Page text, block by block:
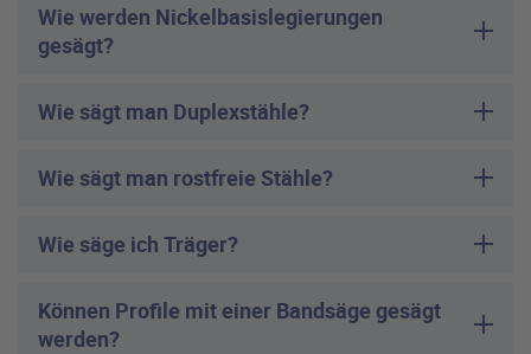
Wie werden Nickelbasislegierungen
gesägt?
Wie sägt man Duplexstähle?
Wie sägt man rostfreie Stähle?
Wie säge ich Träger?
Können Profile mit einer Bandsäge gesägt
werden?